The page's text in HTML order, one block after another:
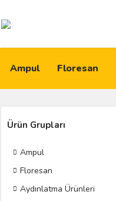
Ampul Floresan
Ürün Grupları
Ampul
Floresan
Aydınlatma Ürünleri